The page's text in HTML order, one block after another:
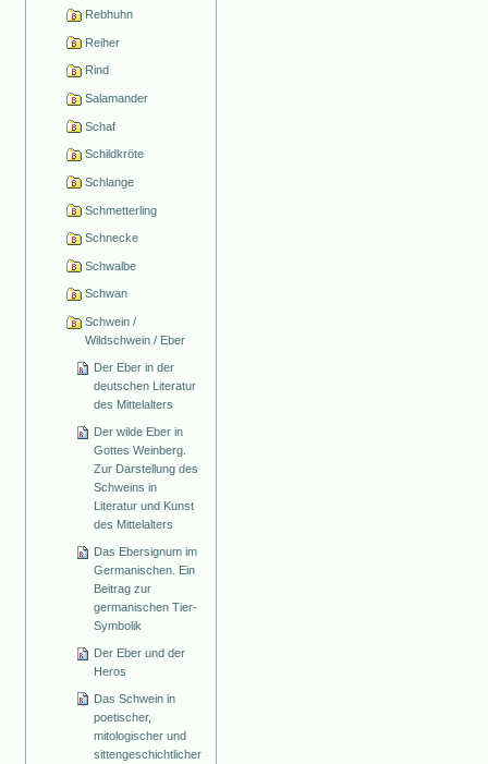
Rebhuhn
Reiher
Rind
Salamander
Schaf
Schildkröte
Schlange
Schmetterling
Schnecke
Schwalbe
Schwan
Schwein /
Wildschwein / Eber
Der Eber in der
deutschen Literatur
des Mittelalters
Der wilde Eber in
Gottes Weinberg.
Zur Darstellung des
Schweins in
Literatur und Kunst
des Mittelalters
Das Ebersignum im
Germanischen. Ein
Beitrag zur
germanischen Tier-
Symbolik
Der Eber und der
Heros
Das Schwein in
poetischer,
mitologischer und
sittengeschichtlicher